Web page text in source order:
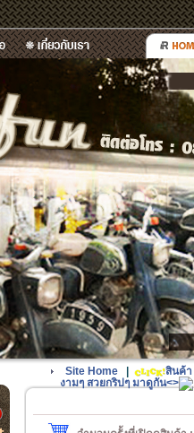
Site Home|
สินค้า
งามๆ สวยกริปๆ มาดูกัน<>